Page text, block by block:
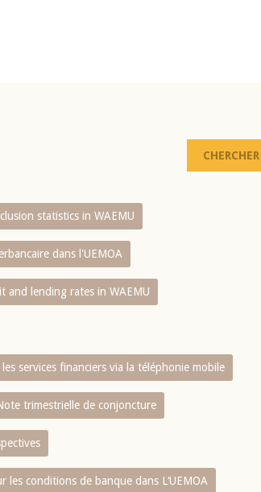
statistics in WAEMU
dans l'UEMOA
and lending rates in WAEMU
services financiers via la téléphonie mobile
trimestrielle de conjoncture
les conditions de banque dans L‘UEMOA